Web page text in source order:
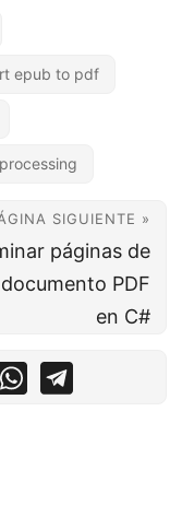
epub to pdf
SIGUIENTE »
páginas de
PDF
en C#